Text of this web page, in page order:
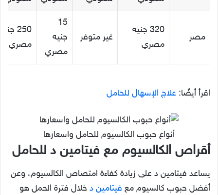
مصر
320 جنيه
مصري
غير متوفر
15
جنيه
مصري
250 جنيه
مصري
اقرأ أيضًا: علاج الإسهال للحامل
أنواع حبوب الكالسيوم للحامل واسعارها
أقراص الكالسيوم مع فيتامين د للحامل
يساعد فيتامين د على زيادة كفاءة امتصاص الكالسيوم، وعن
أفضل حبوب كالسيوم مع فيتامين د خلال فترة الحمل هو